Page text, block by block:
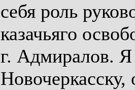
себя роль
казачьяго
г. Адмиралов.